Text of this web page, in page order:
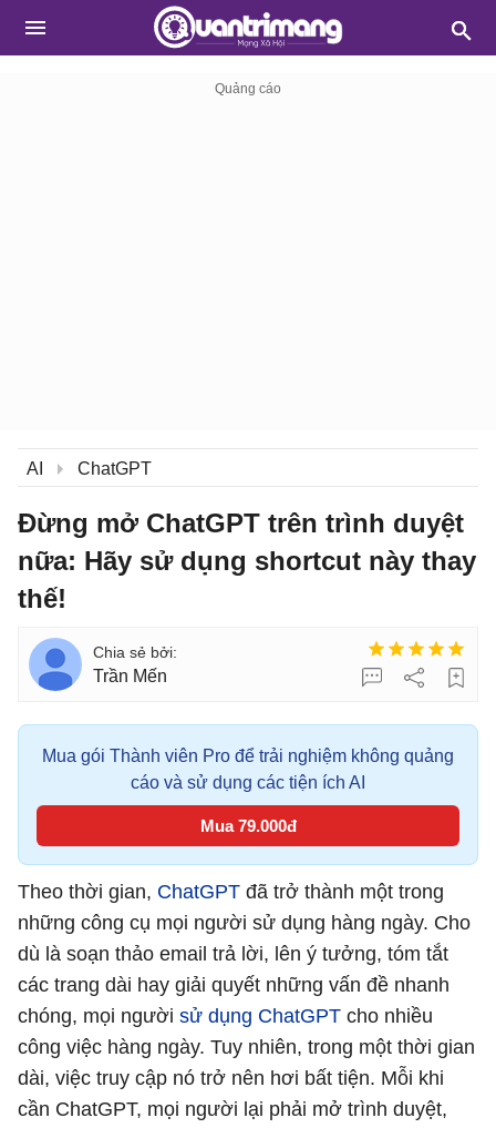
AI ChatGPT
Đừng mở ChatGPT trên trình duyệt
nữa: Hãy sử dụng shortcut này thay
thế!
Trần Mến
Mua gói Thành viên Pro để trải nghiệm không quảng
cáo và sử dụng các tiện ích AI
Mua 79.000đ
Theo thời gian, ChatGPT đã trở thành một trong
những công cụ mọi người sử dụng hàng ngày. Cho
dù là soạn thảo email trả lời, lên ý tưởng, tóm tắt
các trang dài hay giải quyết những vấn đề nhanh
chóng, mọi người sử dụng ChatGPT cho nhiều
công việc hàng ngày. Tuy nhiên, trong một thời gian
dài, việc truy cập nó trở nên hơi bất tiện. Mỗi khi
cần ChatGPT, mọi người lại phải mở trình duyệt,